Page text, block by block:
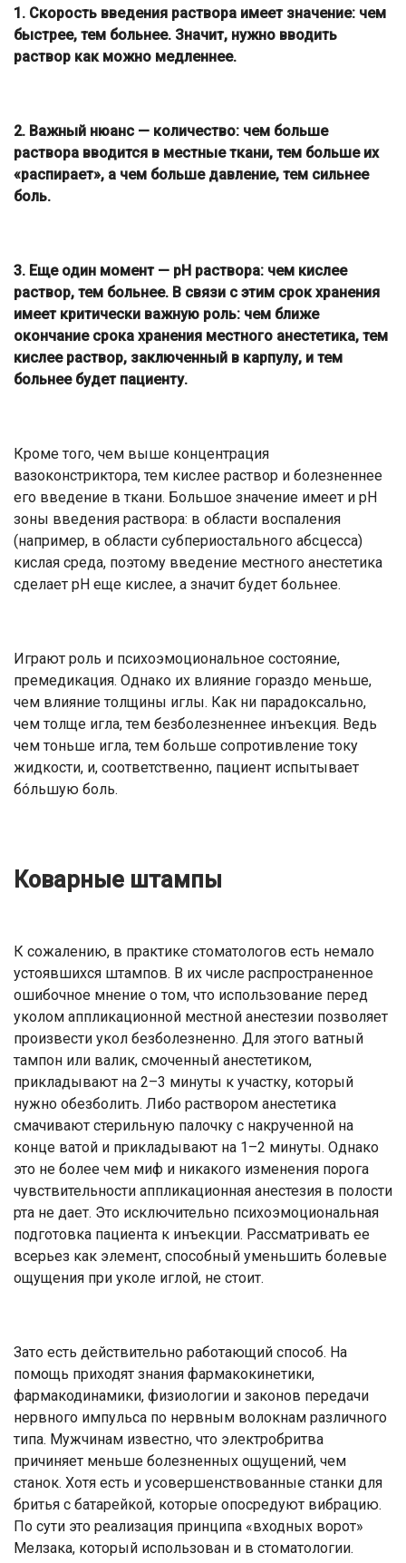
1. Скорость введения раствора имеет значение: чем
быстрее, тем больнее. Значит, нужно вводить
раствор как можно медленнее.
2. Важный нюанс — количество: чем больше
раствора вводится в местные ткани, тем больше их
«распирает», а чем больше давление, тем сильнее
боль.
3. Еще один момент — pH раствора: чем кислее
раствор, тем больнее. В связи с этим срок хранения
имеет критически важную роль: чем ближе
окончание срока хранения местного анестетика, тем
кислее раствор, заключенный в карпулу, и тем
больнее будет пациенту.
Кроме того, чем выше концентрация
вазоконстриктора, тем кислее раствор и болезненнее
его введение в ткани. Большое значение имеет и pH
зоны введения раствора: в области воспаления
(например, в области субпериостального абсцесса)
кислая среда, поэтому введение местного анестетика
сделает pH еще кислее, а значит будет больнее.
Играют роль и психоэмоциональное состояние,
премедикация. Однако их влияние гораздо меньше,
чем влияние толщины иглы. Как ни парадоксально,
чем толще игла, тем безболезненнее инъекция. Ведь
чем тоньше игла, тем больше сопротивление току
жидкости, и, соответственно, пациент испытывает
бóльшую боль.
Коварные штампы
К сожалению, в практике стоматологов есть немало
устоявшихся штампов. В их числе распространенное
ошибочное мнение о том, что использование перед
уколом аппликационной местной анестезии позволяет
произвести укол безболезненно. Для этого ватный
тампон или валик, смоченный анестетиком,
прикладывают на 2–3 минуты к участку, который
нужно обезболить. Либо раствором анестетика
смачивают стерильную палочку с накрученной на
конце ватой и прикладывают на 1–2 минуты. Однако
это не более чем миф и никакого изменения порога
чувствительности аппликационная анестезия в полости
рта не дает. Это исключительно психоэмоциональная
подготовка пациента к инъекции. Рассматривать ее
всерьез как элемент, способный уменьшить болевые
ощущения при уколе иглой, не стоит.
Зато есть действительно работающий способ. На
помощь приходят знания фармакокинетики,
фармакодинамики, физиологии и законов передачи
нервного импульса по нервным волокнам различного
типа. Мужчинам известно, что электробритва
причиняет меньше болезненных ощущений, чем
станок. Хотя есть и усовершенствованные станки для
бритья с батарейкой, которые опосредуют вибрацию.
По сути это реализация принципа «входных ворот»
Мелзака, который использован и в стоматологии.